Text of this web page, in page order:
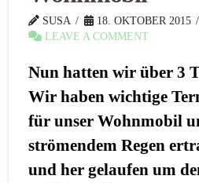
SUSA 18. OKTOBER 2015
LEAVE A COMMENT
Nun hatten wir über 3
Wir haben wichtige
für unser Wohnmobil
strömendem Regen
und her gelaufen um